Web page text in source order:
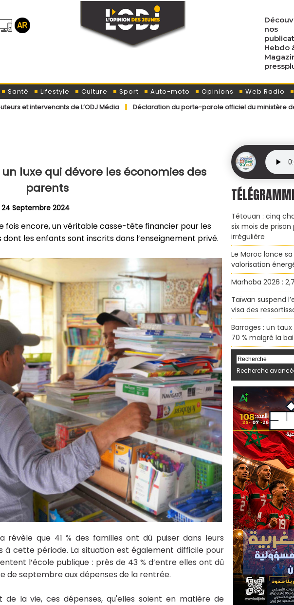
nos
Hebdo
Santé Lifestyle Culture Sport Auto-moto Opinions Web Radio
de L’ODJ Média
Déclaration du porte-parole officiel du ministère de l’Intérieur
luxe qui dévore les économies des
parents
24 Septembre 2024
fois encore, un véritable casse-tête financier pour les
les enfants sont inscrits dans l’enseignement privé.
révèle que 41 % des familles ont dû puiser dans leurs
à cette période. La situation est également difficile pour
l’école publique : près de 43 % d’entre elles ont dû
de septembre aux dépenses de la rentrée.
la vie, ces dépenses, qu'elles soient en matière de
Tétouan : cinq
six mois de
irrégulière
Le Maroc lance
valorisation
Marhaba 2026 :
Taïwan suspend
visa des
Barrages : un
70 % malgré la
Recherche